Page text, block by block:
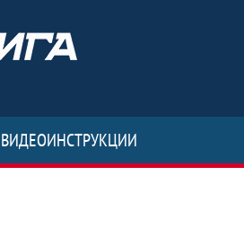
ВИДЕОИНСТРУКЦИИ